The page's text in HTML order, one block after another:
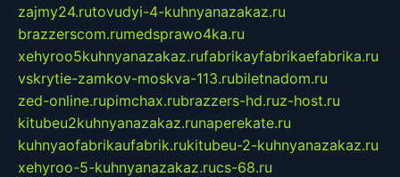
zajmy24.rutovudyi-4-kuhnyanazakaz.ru
brazzerscom.rumedsprawo4ka.ru
xehyroo5kuhnyanazakaz.rufabrikayfabrikaefabrika.ru
vskrytie-zamkov-moskva-113.rubiletnadom.ru
zed-online.rupimchax.rubrazzers-hd.ruz-host.ru
kitubeu2kuhnyanazakaz.runaperekate.ru
kuhnyaofabrikaufabrik.rukitubeu-2-kuhnyanazakaz.ru
xehyroo-5-kuhnyanazakaz.rucs-68.ru